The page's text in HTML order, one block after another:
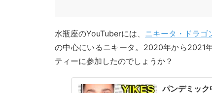
水瓶座のYouTuberには、 ニキータ・ドラゴ
の中心にいるニキータ。2020年から2021
ティーに参加したのでしょうか？
パンデミッ